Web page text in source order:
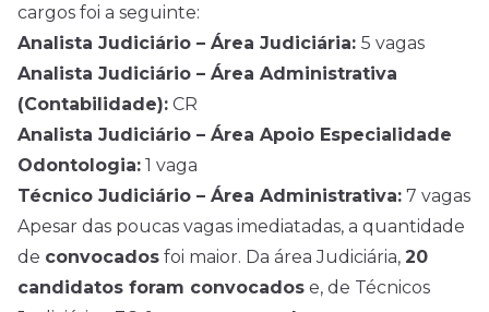
cargos foi a seguinte:
Analista Judiciário – Área Judiciária: 5 vagas
Analista Judiciário – Área Administrativa
(Contabilidade): CR
Analista Judiciário – Área Apoio Especialidade
Odontologia: 1 vaga
Técnico Judiciário – Área Administrativa: 7 vagas
Apesar das poucas vagas imediatadas, a quantidade
de convocados foi maior. Da área Judiciária, 20
candidatos foram convocados e, de Técnicos